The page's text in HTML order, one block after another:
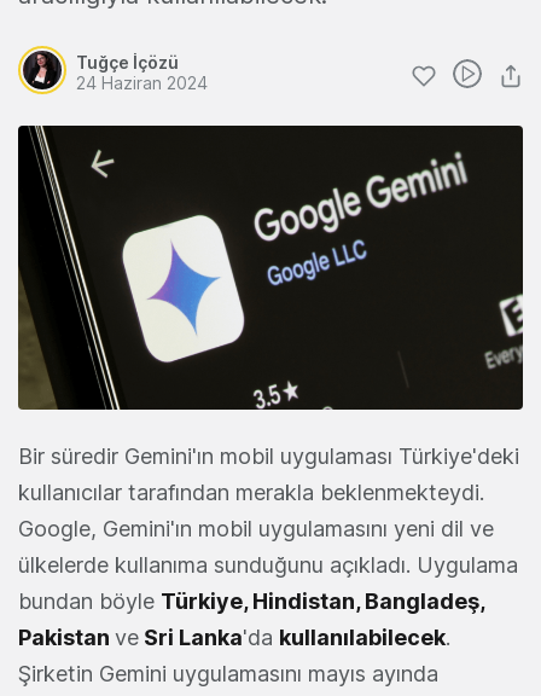
Tuğçe İçözü
24 Haziran 2024
Bir süredir Gemini'ın mobil uygulaması Türkiye'deki
kullanıcılar tarafından merakla beklenmekteydi.
Google, Gemini'ın mobil uygulamasını yeni dil ve
ülkelerde kullanıma sunduğunu açıkladı. Uygulama
bundan böyle Türkiye, Hindistan, Bangladeş,
Pakistan ve Sri Lanka'da kullanılabilecek.
Şirketin Gemini uygulamasını mayıs ayında